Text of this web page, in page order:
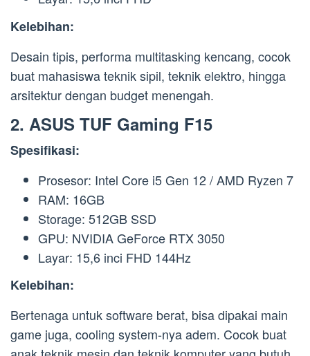
Kelebihan:
Desain tipis, performa multitasking kencang, cocok
buat mahasiswa teknik sipil, teknik elektro, hingga
arsitektur dengan budget menengah.
2. ASUS TUF Gaming F15
Spesifikasi:
Prosesor: Intel Core i5 Gen 12 / AMD Ryzen 7
RAM: 16GB
Storage: 512GB SSD
GPU: NVIDIA GeForce RTX 3050
Layar: 15,6 inci FHD 144Hz
Kelebihan:
Bertenaga untuk software berat, bisa dipakai main
game juga, cooling system-nya adem. Cocok buat